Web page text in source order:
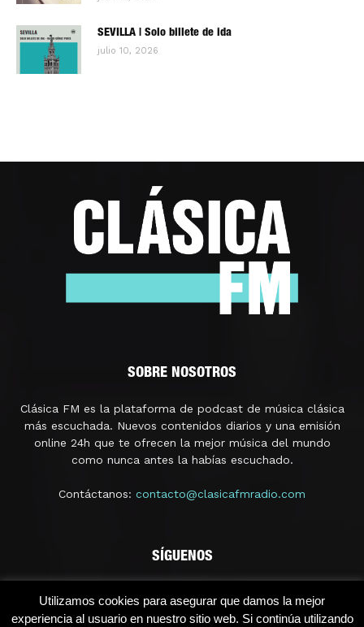
SEVILLA | Solo billete de ida
julio 10, 2026
SOBRE NOSOTROS
Clásica FM es la plataforma de podcast de música clásica
más escuchada. Nuevos contenidos diarios y una emisión
online 24h que te ofrecen la mejor música del mundo
como nunca antes la habías escuchado.
Contáctanos: contacto@clasicafmradio.com
SÍGUENOS
Utilizamos cookies para asegurar que damos la mejor
experiencia al usuario en nuestro sitio web. Si continúa utilizando